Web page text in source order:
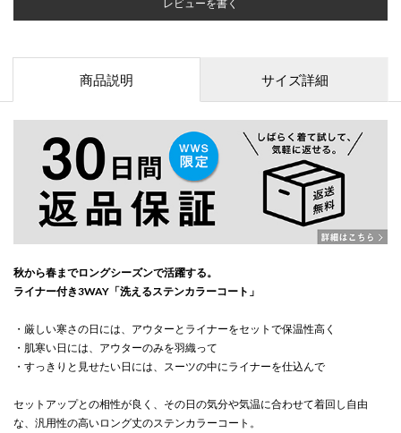
レビューを書く
商品説明 サイズ詳細
秋から春までロングシーズンで活躍する。
ライナー付き3WAY「洗えるステンカラーコート」
・厳しい寒さの日には、アウターとライナーをセットで保温性高く
・肌寒い日には、アウターのみを羽織って
・すっきりと見せたい日には、スーツの中にライナーを仕込んで
セットアップとの相性が良く、その日の気分や気温に合わせて着回し自由
な、汎用性の高いロング丈のステンカラーコート。